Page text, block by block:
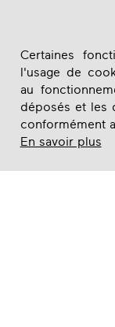
Certaines
l'usage de
au
déposés et les
conformément
En savoir plus